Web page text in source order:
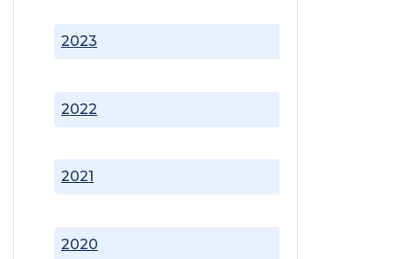
2020
2021
2022
2023